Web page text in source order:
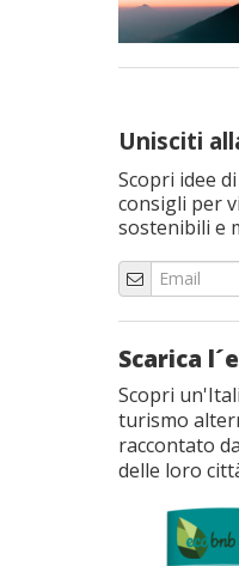
Unisciti
Scopri idee
consigli per
sostenibili e
Scarica
Scopri
turismo
raccontato
delle loro